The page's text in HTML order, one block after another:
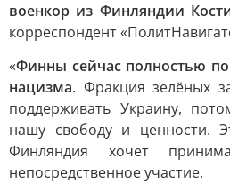
военкор из Финляндии
корреспондент
«Финны сейчас полностью
нацизма. Фракция зелёных
поддерживать Украину,
нашу свободу и ценности.
Финляндия хочет
непосредственное участие.